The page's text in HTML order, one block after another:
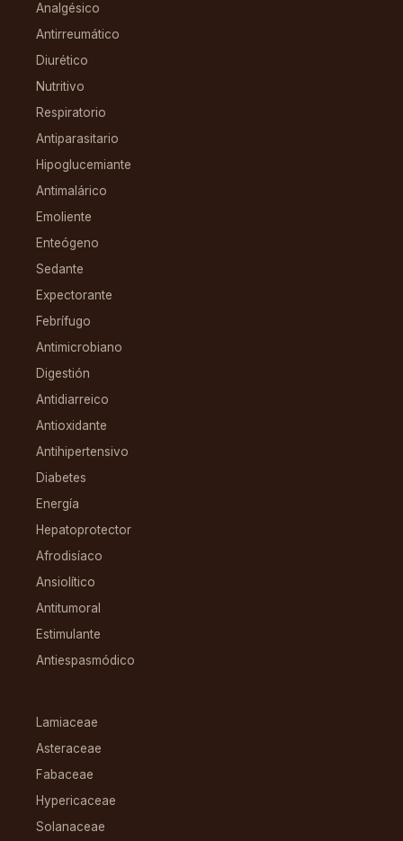
Analgésico
Antirreumático
Diurético
Nutritivo
Respiratorio
Antiparasitario
Hipoglucemiante
Antimalárico
Emoliente
Enteógeno
Sedante
Expectorante
Febrífugo
Antimicrobiano
Digestión
Antidiarreico
Antioxidante
Antihipertensivo
Diabetes
Energía
Hepatoprotector
Afrodisíaco
Ansiolítico
Antitumoral
Estimulante
Antiespasmódico
Lamiaceae
Asteraceae
Fabaceae
Hypericaceae
Solanaceae